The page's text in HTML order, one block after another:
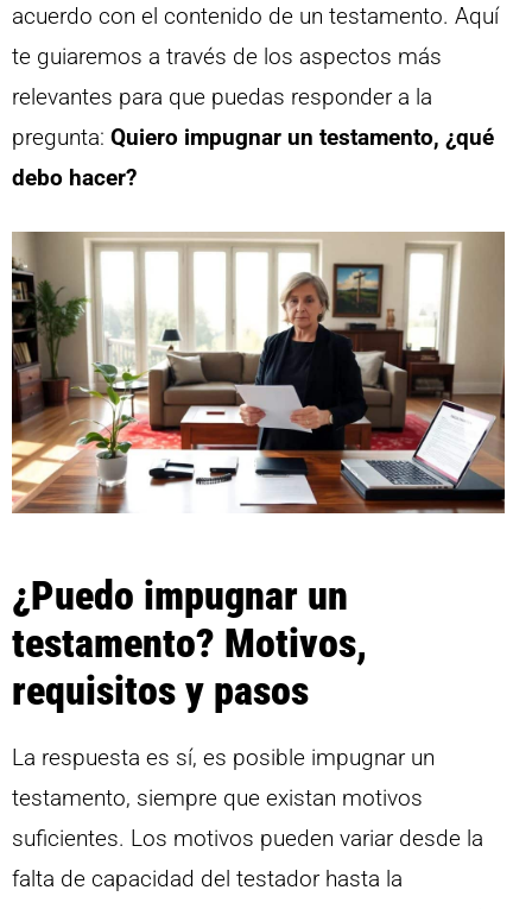
acuerdo con el contenido de un testamento. Aquí
te guiaremos a través de los aspectos más
relevantes para que puedas responder a la
pregunta: Quiero impugnar un testamento, ¿qué
debo hacer?
¿Puedo impugnar un
testamento? Motivos,
requisitos y pasos
La respuesta es sí, es posible impugnar un
testamento, siempre que existan motivos
suficientes. Los motivos pueden variar desde la
falta de capacidad del testador hasta la